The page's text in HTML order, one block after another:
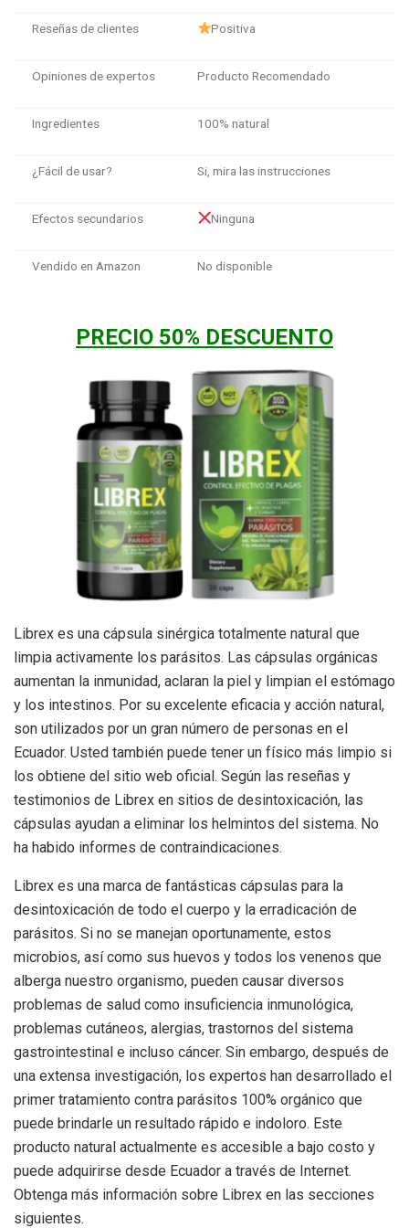
Reseñas de clientes Positiva
Opiniones de expertos Producto Recomendado
Ingredientes 100% natural
¿Fácil de usar? Si, mira las instrucciones
Efectos secundarios Ninguna
Vendido en Amazon No disponible
PRECIO 50% DESCUENTO
Librex es una cápsula sinérgica totalmente natural que
limpia activamente los parásitos. Las cápsulas orgánicas
aumentan la inmunidad, aclaran la piel y limpian el estómago
y los intestinos. Por su excelente eficacia y acción natural,
son utilizados por un gran número de personas en el
Ecuador. Usted también puede tener un físico más limpio si
los obtiene del sitio web oficial. Según las reseñas y
testimonios de Librex en sitios de desintoxicación, las
cápsulas ayudan a eliminar los helmintos del sistema. No
ha habido informes de contraindicaciones.
Librex es una marca de fantásticas cápsulas para la
desintoxicación de todo el cuerpo y la erradicación de
parásitos. Si no se manejan oportunamente, estos
microbios, así como sus huevos y todos los venenos que
alberga nuestro organismo, pueden causar diversos
problemas de salud como insuficiencia inmunológica,
problemas cutáneos, alergias, trastornos del sistema
gastrointestinal e incluso cáncer. Sin embargo, después de
una extensa investigación, los expertos han desarrollado el
primer tratamiento contra parásitos 100% orgánico que
puede brindarle un resultado rápido e indoloro. Este
producto natural actualmente es accesible a bajo costo y
puede adquirirse desde Ecuador a través de Internet.
Obtenga más información sobre Librex en las secciones
siguientes.